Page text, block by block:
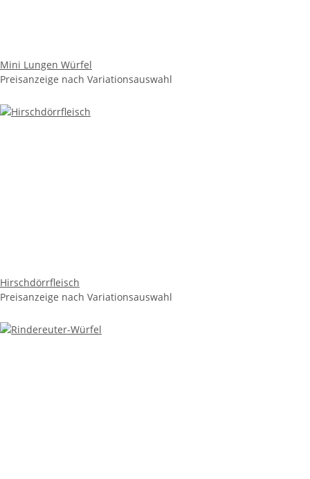
Mini Lungen Würfel
Preisanzeige nach Variationsauswahl
Hirschdörrfleisch
Preisanzeige nach Variationsauswahl